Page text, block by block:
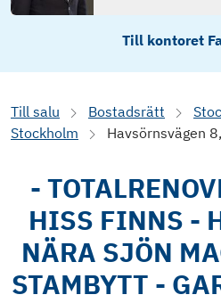
Till kontoret
Till salu Bostadsrätt
Stockholm
Havsörnsvägen
-
HISS FINNS -
NÄRA SJÖN
STAMBYTT -